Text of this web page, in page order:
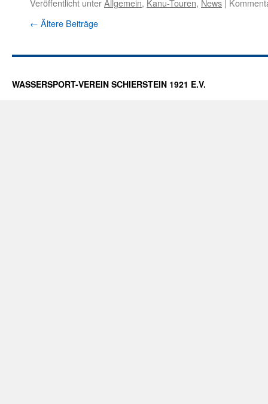
Veröffentlicht unterAllgemein, Kanu-Touren, News
← Ältere Beiträge
WASSERSPORT-VEREIN SCHIERSTEIN 1921 E.V.